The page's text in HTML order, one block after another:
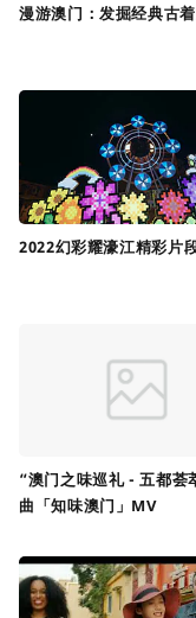
漫游澳门：发掘经典古
2022幻彩耀濠江精彩片
“澳门之味巡礼 - 五都荟
曲「知味澳门」MV